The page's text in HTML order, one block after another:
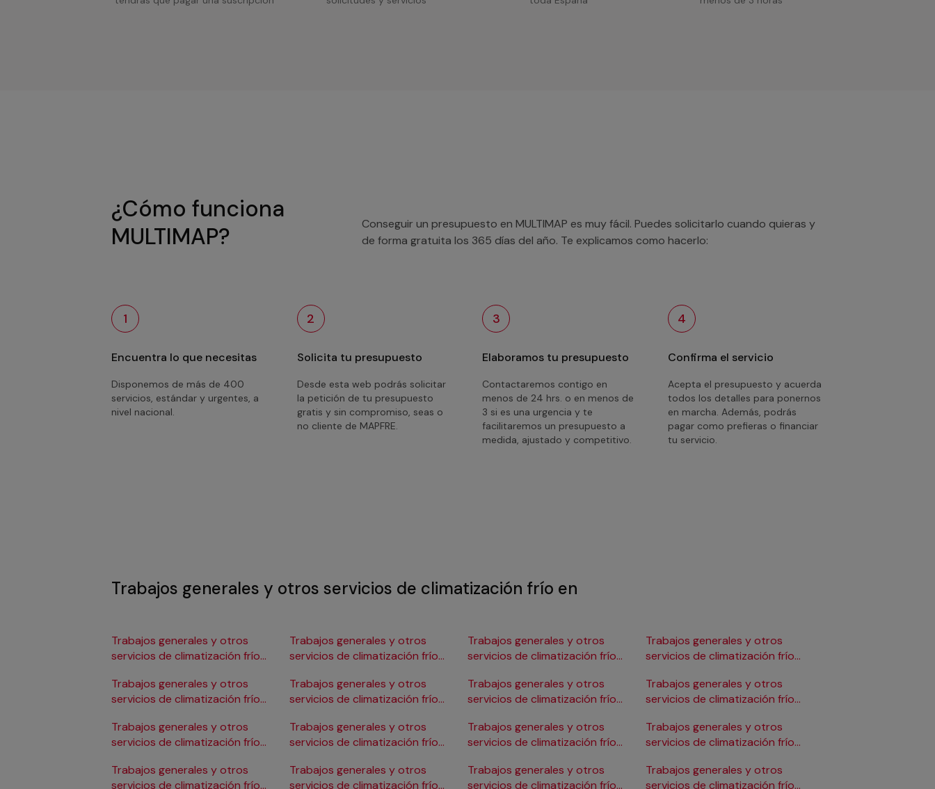
¿Cómo funciona
MULTIMAP?
Conseguir un presupuesto en MULTIMAP es muy fácil. Puedes solicitarlo cuando quieras y
de forma gratuita los 365 días del año. Te explicamos como hacerlo:
1
Encuentra lo que necesitas
Disponemos de más de 400
servicios, estándar y urgentes, a
nivel nacional.
2
Solicita tu presupuesto
Desde esta web podrás solicitar
la petición de tu presupuesto
gratis y sin compromiso, seas o
no cliente de MAPFRE.
3
Elaboramos tu presupuesto
Contactaremos contigo en
menos de 24 hrs. o en menos de
3 si es una urgencia y te
facilitaremos un presupuesto a
medida, ajustado y competitivo.
4
Confirma el servicio
Acepta el presupuesto y acuerda
todos los detalles para ponernos
en marcha. Además, podrás
pagar como prefieras o financiar
tu servicio.
Trabajos generales y otros servicios de climatización frío en
Trabajos generales y otros
servicios de climatización frío
Trabajos generales y otros
servicios de climatización frío
Trabajos generales y otros
servicios de climatización frío
Trabajos generales y otros
servicios de climatización frío
Trabajos generales y otros
servicios de climatización frío
Trabajos generales y otros
servicios de climatización frío
Trabajos generales y otros
servicios de climatización frío
Trabajos generales y otros
servicios de climatización frío
Trabajos generales y otros
servicios de climatización frío
Trabajos generales y otros
servicios de climatización frío
Trabajos generales y otros
servicios de climatización frío
Trabajos generales y otros
servicios de climatización frío
Trabajos generales y otros
servicios de climatización frío
Trabajos generales y otros
servicios de climatización frío
Trabajos generales y otros
servicios de climatización frío
Trabajos generales y otros
servicios de climatización frío